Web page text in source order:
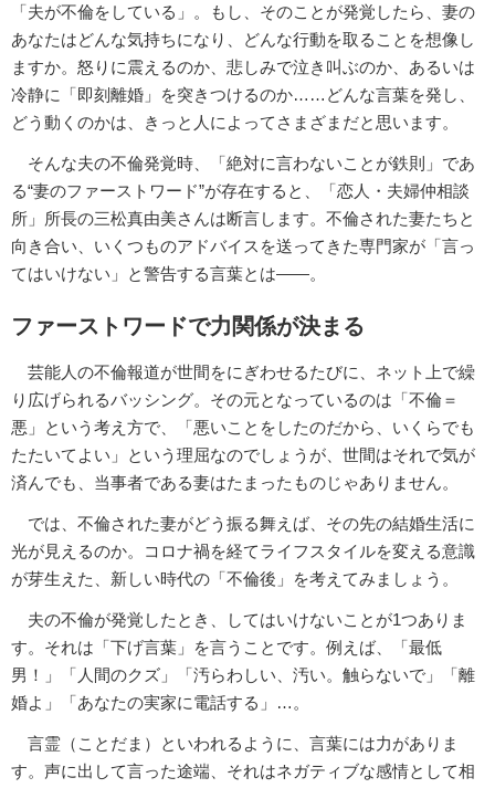
「夫が不倫をしている」。もし、そのことが発覚したら、妻の
あなたはどんな気持ちになり、どんな行動を取ることを想像し
ますか。怒りに震えるのか、悲しみで泣き叫ぶのか、あるいは
冷静に「即刻離婚」を突きつけるのか……どんな言葉を発し、
どう動くのかは、きっと人によってさまざまだと思います。
そんな夫の不倫発覚時、「絶対に言わないことが鉄則」であ
る“妻のファーストワード”が存在すると、「恋人・夫婦仲相談
所」所長の三松真由美さんは断言します。不倫された妻たちと
向き合い、いくつものアドバイスを送ってきた専門家が「言っ
てはいけない」と警告する言葉とは――。
ファーストワードで力関係が決まる
芸能人の不倫報道が世間をにぎわせるたびに、ネット上で繰
り広げられるバッシング。その元となっているのは「不倫＝
悪」という考え方で、「悪いことをしたのだから、いくらでも
たたいてよい」という理屈なのでしょうが、世間はそれで気が
済んでも、当事者である妻はたまったものじゃありません。
では、不倫された妻がどう振る舞えば、その先の結婚生活に
光が見えるのか。コロナ禍を経てライフスタイルを変える意識
が芽生えた、新しい時代の「不倫後」を考えてみましょう。
夫の不倫が発覚したとき、してはいけないことが1つありま
す。それは「下げ言葉」を言うことです。例えば、「最低
男！」「人間のクズ」「汚らわしい、汚い。触らないで」「離
婚よ」「あなたの実家に電話する」…。
言霊（ことだま）といわれるように、言葉には力がありま
す。声に出して言った途端、それはネガティブな感情として相